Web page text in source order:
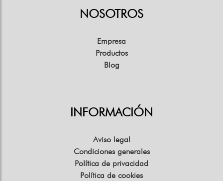
NOSOTROS
Empresa
Productos
Blog
INFORMACIÓN
Aviso legal
Condiciones generales
Política de privacidad
Política de cookies